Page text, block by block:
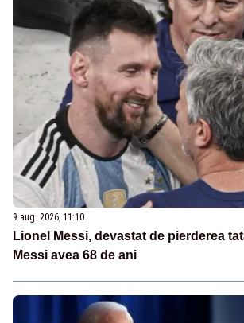
9 aug. 2026, 11:10
Lionel Messi, devastat de pierderea
Messi avea 68 de ani